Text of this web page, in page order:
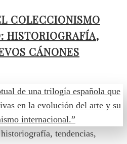
COLECCIONISMO
HISTORIOGRAFÍA,
CÁNONES
tendencias,